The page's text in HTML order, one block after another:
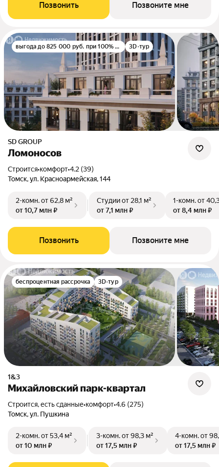
Позвонить Позвоните мне
выгода до 825 000 руб. при 100% оплате 3D-тур
SD GROUP
Ломоносов
Строится•комфорт•4.2 (39)
Томск, ул. Красноармейская, 144
2-комн.от 62,8 м²
от 10,7 млн ₽
Студииот 28,1 м²
от 7,1 млн ₽
1-комн.от
от 8,4 млн ₽
Позвонить Позвоните мне
беспроцентная рассрочка 3D-тур
1&3
Михайловский парк-квартал
Строится, есть сданные•комфорт•4.6 (275)
Томск, ул. Пушкина
2-комн.от 53,4 м²
от 10 млн ₽
3-комн.от 98,3 м²
от 17,5 млн ₽
4-комн.от
от 17,5 млн ₽